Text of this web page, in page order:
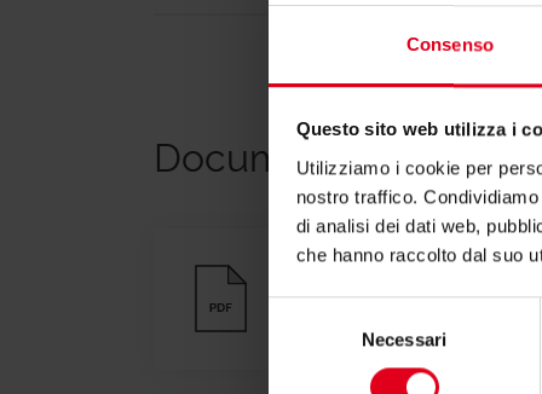
Consenso
Questo sito web utilizza i
Utilizziamo i cookie per
nostro traffico.
di analisi dei dati web,
che hanno raccolto dal suo
Necessari
Documentazione
Scheda tecnica